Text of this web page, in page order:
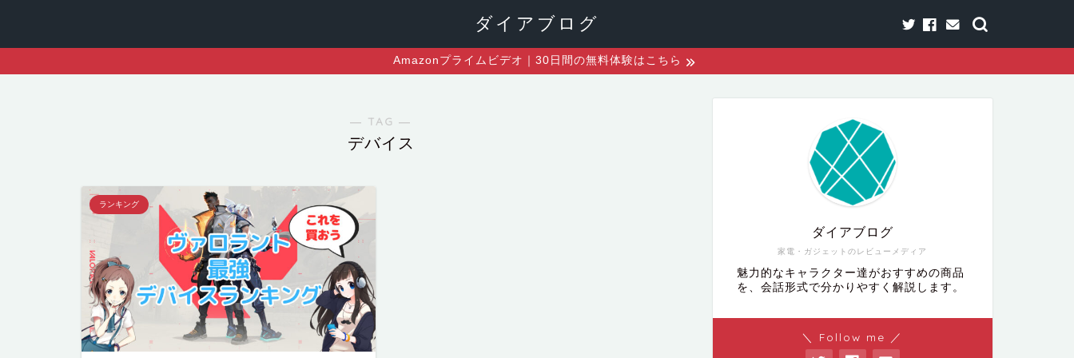
ダイアブログ
Amazonプライムビデオ｜30日間の無料体験はこちら
― TAG ―
デバイス
ランキング
家電・ガジェットのレビューメディア
ダイアブログ
魅力的なキャラクター達がおすすめの商品
を、会話形式で分かりやすく解説します。
＼ Follow me ／